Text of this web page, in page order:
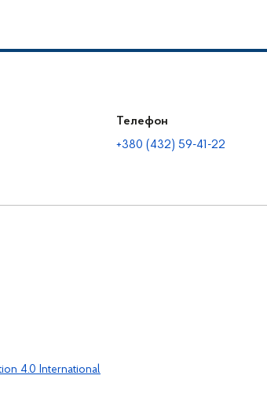
Телефон
+380 (432) 59-41-22
4.0 International